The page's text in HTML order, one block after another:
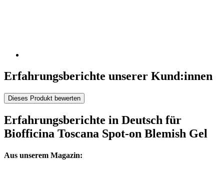
Erfahrungsberichte unserer Kund:innen
Dieses Produkt bewerten
Erfahrungsberichte in Deutsch für
Biofficina Toscana Spot-on Blemish Gel
Aus unserem Magazin: